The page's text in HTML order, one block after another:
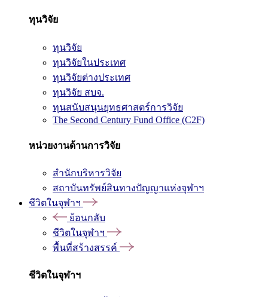
ทุนวิจัย
ทุนวิจัย
ทุนวิจัยในประเทศ
ทุนวิจัยต่างประเทศ
ทุนวิจัย สบจ.
ทุนสนับสนุนยุทธศาสตร์การวิจัย
The Second Century Fund Office (C2F)
หน่วยงานด้านการวิจัย
สำนักบริหารวิจัย
สถาบันทรัพย์สินทางปัญญาแห่งจุฬาฯ
ชีวิตในจุฬาฯ
ย้อนกลับ
ชีวิตในจุฬาฯ
พื้นที่สร้างสรรค์
ชีวิตในจุฬาฯ